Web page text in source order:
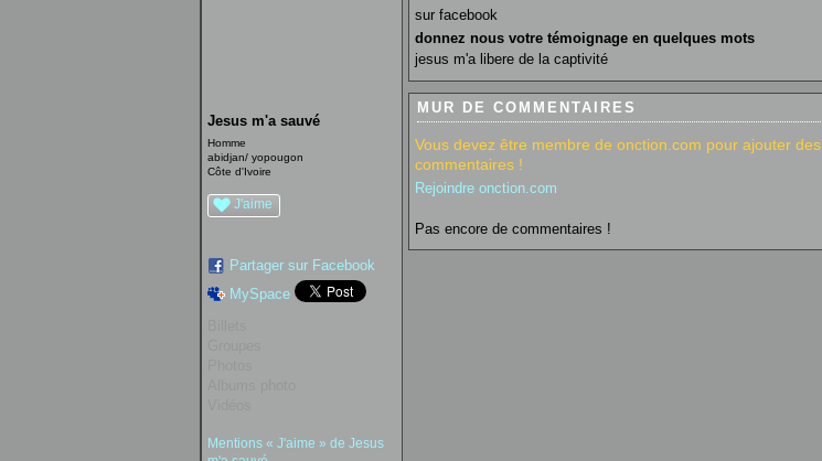
Jesus m'a sauvé
Homme
abidjan/ yopougon
Côte d'Ivoire
J'aime
Partager sur Facebook
MySpace
Mentions « J'aime » de Jesus
sur facebook
donnez nous votre témoignage en quelques mots
jesus m'a libere de la captivité
MUR DE COMMENTAIRES
Vous devez être membre de onction.com pour ajouter des
commentaires !
Rejoindre onction.com
Pas encore de commentaires !